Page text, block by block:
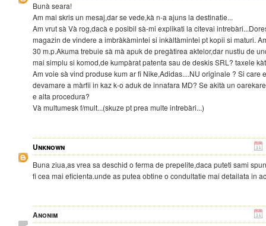
Bunà seara!
Am mai skris un mesaj,dar se vede,kà n-a ajuns la destinatie...
Am vrut sà Và rog,dacà e posibil sà-mi explikati la citevai
magazin de vindere a imbràkàmintei si inkàltàmintei pt kopii si maturi.
30 m.p.Akuma trebuie sà mà apuk de pregàtirea aktelor,dar nustiu de
mai simplu si komod,de kumpàrat patenta sau de deskis SRL? taxele
Am voie sà vind produse kum ar fi Nike,Adidas....NU originale ? Si care
devamare a màrfii in kaz k-o aduk de innafara MD? Se akità un
e alta procedura?
Và multumesk f/mult...(skuze pt prea multe intrebàri...)
Unknown
Buna ziua,as vrea sa deschid o ferma de prepelite,daca puteti sami
fi cea mai eficienta.unde as putea obtine o condultatie mai detailata in
Anonim